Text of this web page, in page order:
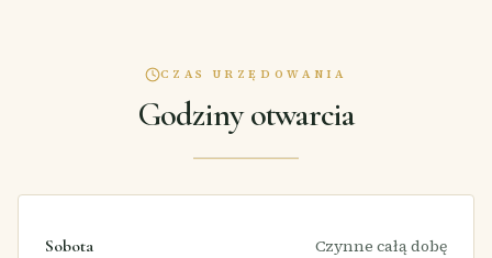
CZAS URZĘDOWANIA
Godziny otwarcia
Sobota Czynne całą dobę